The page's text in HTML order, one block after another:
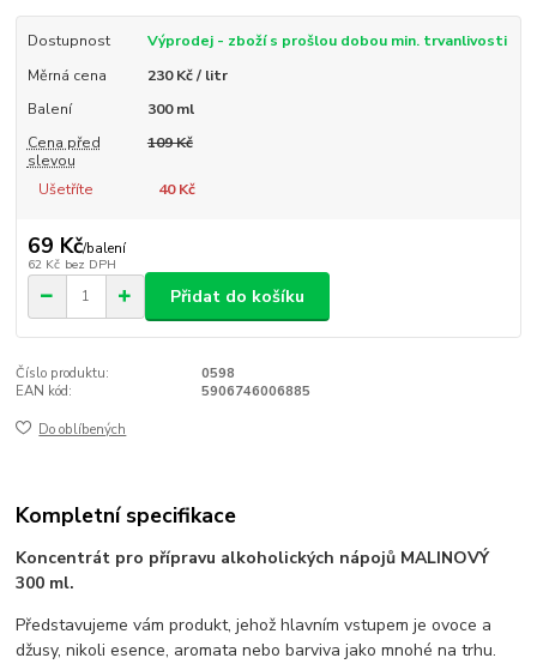
Dostupnost
Výprodej - zboží s prošlou dobou min. trvanlivosti
Měrná cena
230 Kč / litr
Balení
300 ml
Cena před
slevou
109 Kč
Ušetříte 40 Kč
69 Kč/balení
62 Kč bez DPH
Přidat do košíku
Číslo produktu:
0598
EAN kód:
5906746006885
Do oblíbených
Kompletní specifikace
Koncentrát pro přípravu alkoholických nápojů MALINOVÝ
300 ml.
Představujeme vám produkt, jehož hlavním vstupem je ovoce a
džusy, nikoli esence, aromata nebo barviva jako mnohé na trhu.